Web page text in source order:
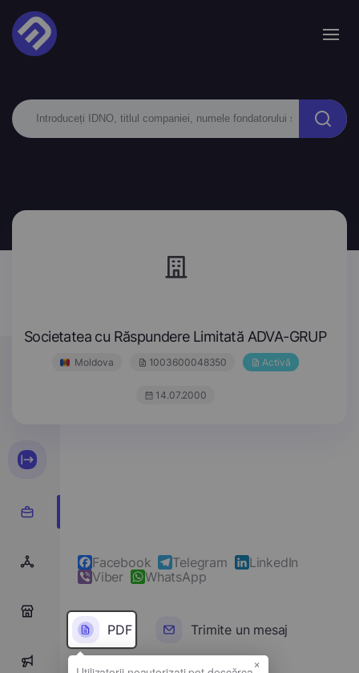
Societatea cu Răspundere Limitată ADVA-GRUP
Moldova 1003600048350 Activă
14.07.2000
Facebook Telegram
LinkedIn
Viber
WhatsApp
PDF Trimite un mesaj
×